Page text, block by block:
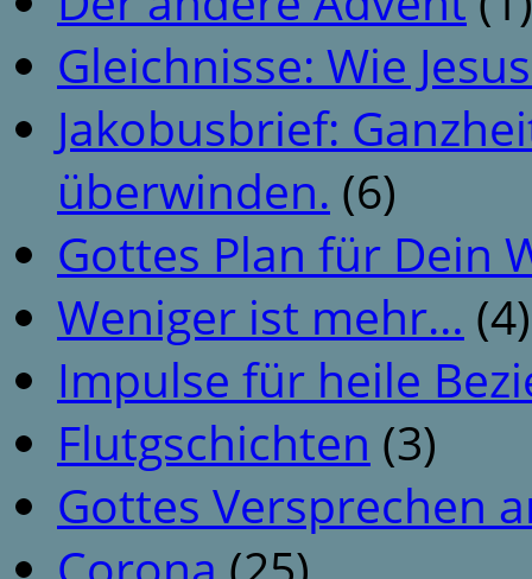
Gleichnisse: Wie
Jakobusbrief:
überwinden. (6)
Gottes Plan für Dein
Weniger ist mehr… (4)
Impulse für heile
Flutgschichten (3)
Gottes Versprechen